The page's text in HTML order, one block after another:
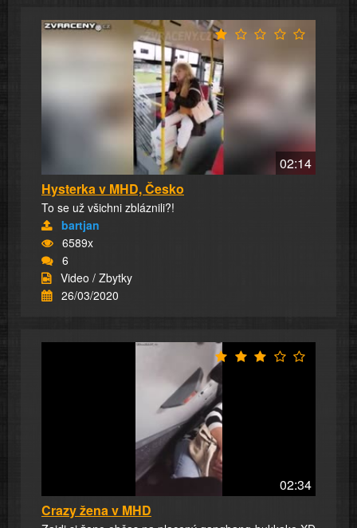
02:14
Hysterka v MHD, Česko
To se už všichni zbláznili?!
bartjan
6589x
6
Video / Zbytky
26/03/2020
02:34
Crazy žena v MHD